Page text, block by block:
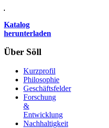
Katalog
herunterladen
Über Söll
Kurzprofil
Philosophie
Geschäftsfelder
Forschung
&
Entwicklung
Nachhaltigkeit